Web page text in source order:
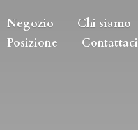
Negozio
Chi siamo
Posizione
Contattaci